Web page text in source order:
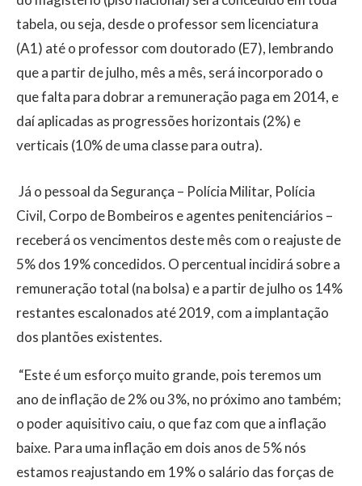
tabela, ou seja, desde o professor sem licenciatura
(A1) até o professor com doutorado (E7), lembrando
que a partir de julho, mês a mês, será incorporado o
que falta para dobrar a remuneração paga em 2014, e
daí aplicadas as progressões horizontais (2%) e
verticais (10% de uma classe para outra).
Já o pessoal da Segurança – Polícia Militar, Polícia
Civil, Corpo de Bombeiros e agentes penitenciários –
receberá os vencimentos deste mês com o reajuste de
5% dos 19% concedidos. O percentual incidirá sobre a
remuneração total (na bolsa) e a partir de julho os 14%
restantes escalonados até 2019, com a implantação
dos plantões existentes.
“Este é um esforço muito grande, pois teremos um
ano de inflação de 2% ou 3%, no próximo ano também;
o poder aquisitivo caiu, o que faz com que a inflação
baixe. Para uma inflação em dois anos de 5% nós
estamos reajustando em 19% o salário das forças de